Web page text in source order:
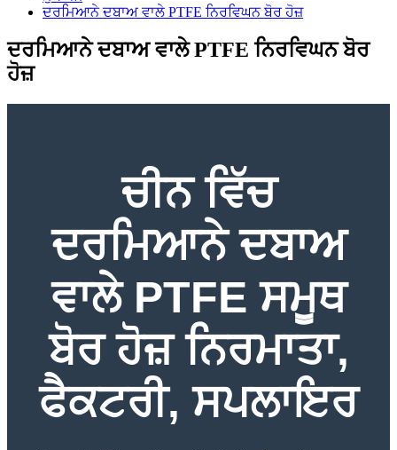
ਦਰਮਿਆਨੇ ਦਬਾਅ ਵਾਲੇ PTFE ਨਿਰਵਿਘਨ ਬੋਰ ਹੋਜ਼
ਦਰਮਿਆਨੇ ਦਬਾਅ ਵਾਲੇ PTFE ਨਿਰਵਿਘਨ ਬੋਰ
ਹੋਜ਼
ਚੀਨ ਵਿੱਚ
ਦਰਮਿਆਨੇ ਦਬਾਅ
ਵਾਲੇ PTFE ਸਮੂਥ
ਬੋਰ ਹੋਜ਼ ਨਿਰਮਾਤਾ,
ਫੈਕਟਰੀ, ਸਪਲਾਇਰ